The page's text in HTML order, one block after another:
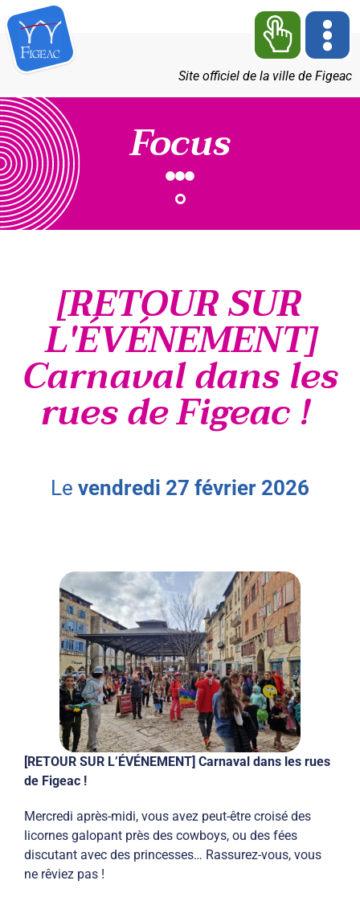
Site officiel de la ville de Figeac
Focus
[RETOUR SUR
L'ÉVÉNEMENT]
Carnaval dans les
rues de Figeac !
le vendredi 27 février 2026
[RETOUR SUR L’ÉVÉNEMENT] Carnaval dans les rues
de Figeac !
Mercredi après-midi, vous avez peut-être croisé des
licornes galopant près des cowboys, ou des fées
discutant avec des princesses… Rassurez-vous, vous
ne rêviez pas !